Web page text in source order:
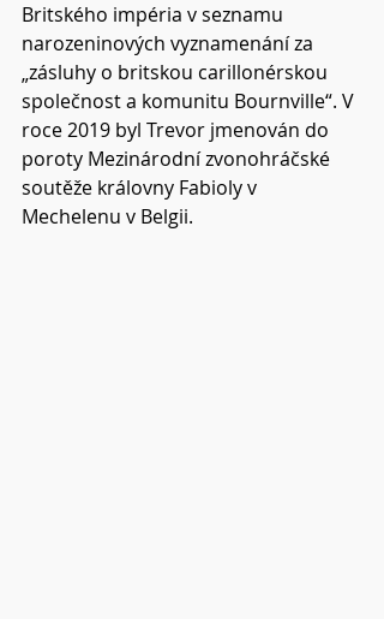
Britského impéria v seznamu
narozeninových vyznamenání za
„zásluhy o britskou carillonérskou
společnost a komunitu Bournville“. V
roce 2019 byl Trevor jmenován do
poroty Mezinárodní zvonohráčské
soutěže královny Fabioly v
Mechelenu v Belgii.